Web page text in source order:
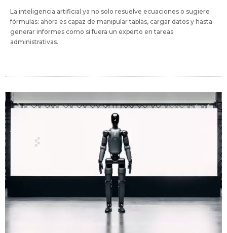
La inteligencia artificial ya no solo resuelve ecuaciones o sugiere
fórmulas: ahora es capaz de manipular tablas, cargar datos y hasta
generar informes como si fuera un experto en tareas
administrativas.